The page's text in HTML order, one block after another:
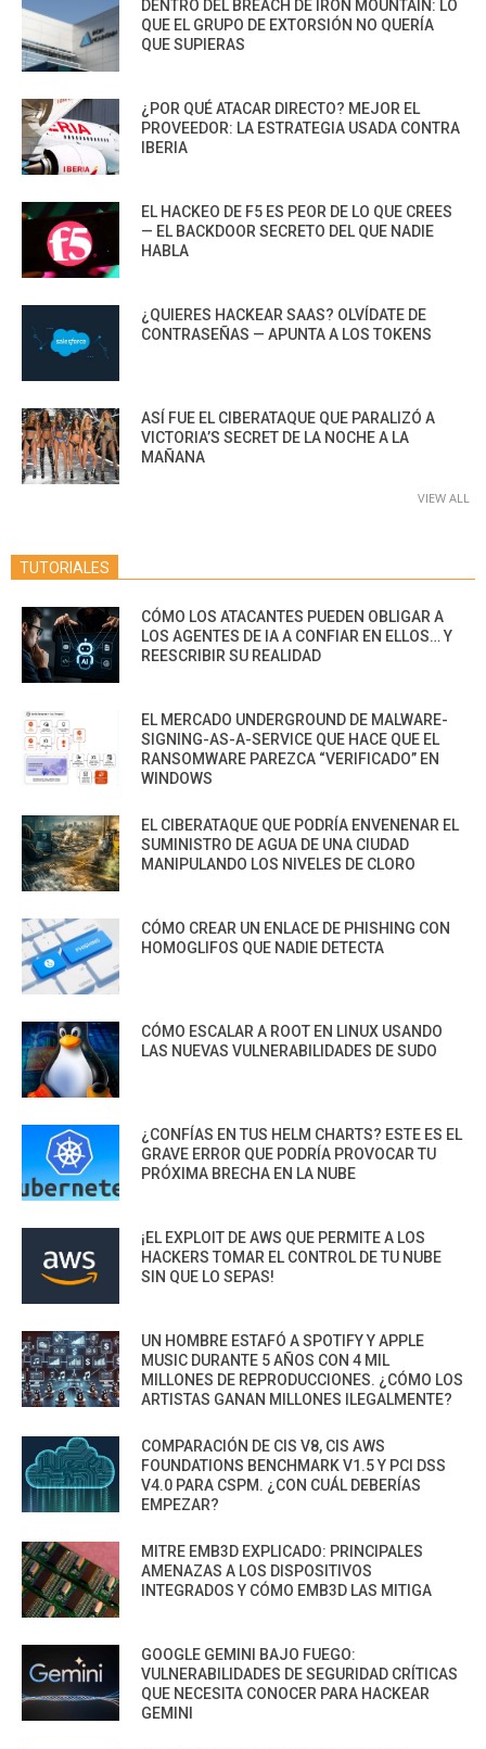
DENTRO DEL BREACH DE IRON MOUNTAIN: LO
QUE EL GRUPO DE EXTORSIÓN NO QUERÍA
QUE SUPIERAS
¿POR QUÉ ATACAR DIRECTO? MEJOR EL
PROVEEDOR: LA ESTRATEGIA USADA CONTRA
IBERIA
EL HACKEO DE F5 ES PEOR DE LO QUE CREES
— EL BACKDOOR SECRETO DEL QUE NADIE
HABLA
¿QUIERES HACKEAR SAAS? OLVÍDATE DE
CONTRASEÑAS — APUNTA A LOS TOKENS
ASÍ FUE EL CIBERATAQUE QUE PARALIZÓ A
VICTORIA’S SECRET DE LA NOCHE A LA
MAÑANA
VIEW ALL
TUTORIALES
CÓMO LOS ATACANTES PUEDEN OBLIGAR A
LOS AGENTES DE IA A CONFIAR EN ELLOS… Y
REESCRIBIR SU REALIDAD
EL MERCADO UNDERGROUND DE MALWARE-
SIGNING-AS-A-SERVICE QUE HACE QUE EL
RANSOMWARE PAREZCA “VERIFICADO” EN
WINDOWS
EL CIBERATAQUE QUE PODRÍA ENVENENAR EL
SUMINISTRO DE AGUA DE UNA CIUDAD
MANIPULANDO LOS NIVELES DE CLORO
CÓMO CREAR UN ENLACE DE PHISHING CON
HOMOGLIFOS QUE NADIE DETECTA
CÓMO ESCALAR A ROOT EN LINUX USANDO
LAS NUEVAS VULNERABILIDADES DE SUDO
¿CONFÍAS EN TUS HELM CHARTS? ESTE ES EL
GRAVE ERROR QUE PODRÍA PROVOCAR TU
PRÓXIMA BRECHA EN LA NUBE
¡EL EXPLOIT DE AWS QUE PERMITE A LOS
HACKERS TOMAR EL CONTROL DE TU NUBE
SIN QUE LO SEPAS!
UN HOMBRE ESTAFÓ A SPOTIFY Y APPLE
MUSIC DURANTE 5 AÑOS CON 4 MIL
MILLONES DE REPRODUCCIONES. ¿CÓMO LOS
ARTISTAS GANAN MILLONES ILEGALMENTE?
COMPARACIÓN DE CIS V8, CIS AWS
FOUNDATIONS BENCHMARK V1.5 Y PCI DSS
V4.0 PARA CSPM. ¿CON CUÁL DEBERÍAS
EMPEZAR?
MITRE EMB3D EXPLICADO: PRINCIPALES
AMENAZAS A LOS DISPOSITIVOS
INTEGRADOS Y CÓMO EMB3D LAS MITIGA
GOOGLE GEMINI BAJO FUEGO:
VULNERABILIDADES DE SEGURIDAD CRÍTICAS
QUE NECESITA CONOCER PARA HACKEAR
GEMINI